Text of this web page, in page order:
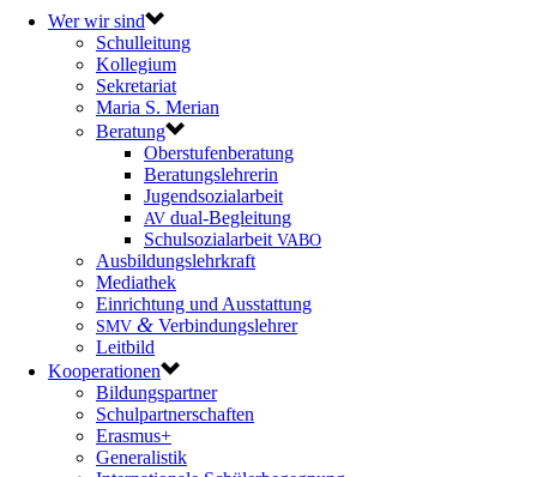
Wer wir sind
Schulleitung
Kollegium
Sekretariat
Maria S. Merian
Beratung
Oberstufenberatung
Beratungslehrerin
Jugendsozialarbeit
AV dual-Begleitung
Schulsozialarbeit VABO
Ausbildungslehrkraft
Mediathek
Einrichtung und Ausstattung
SMV & Verbindungslehrer
Leitbild
Kooperationen
Bildungspartner
Schulpartnerschaften
Erasmus+
Generalistik